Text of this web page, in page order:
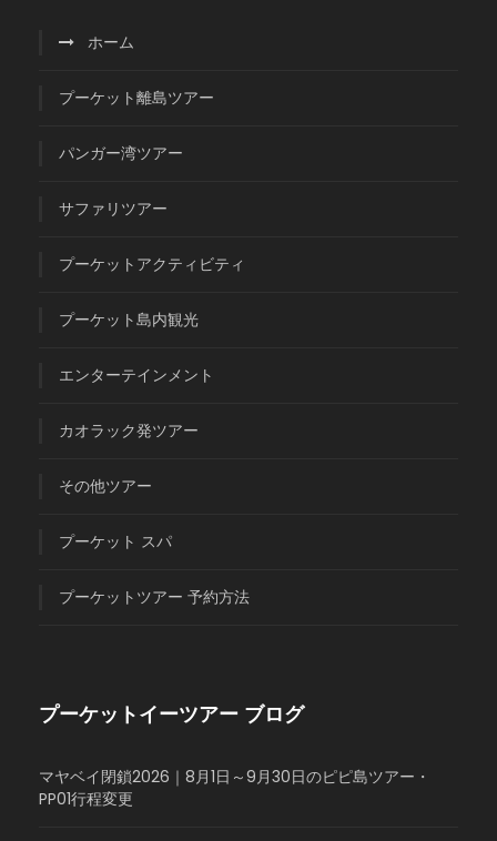
ホーム
プーケット離島ツアー
パンガー湾ツアー
サファリツアー
プーケットアクティビティ
プーケット島内観光
エンターテインメント
カオラック発ツアー
その他ツアー
プーケット スパ
プーケットツアー 予約方法
プーケットイーツアー ブログ
マヤベイ閉鎖2026｜8月1日～9月30日のピピ島ツアー・
PP01行程変更